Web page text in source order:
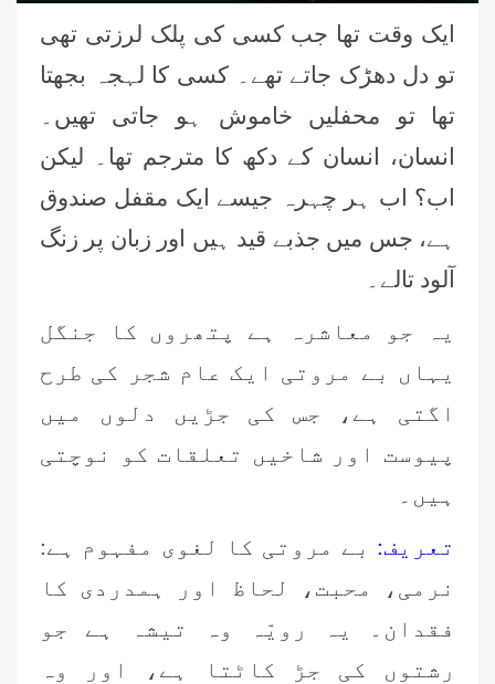
ایک وقت تھا جب کسی کی پلک لرزتی تھی
تو دل دھڑک جاتے تھے۔ کسی کا لہجہ بجھتا
تھا تو محفلیں خاموش ہو جاتی تھیں۔
انسان، انسان کے دکھ کا مترجم تھا۔ لیکن
اب؟ اب ہر چہرہ جیسے ایک مقفل صندوق
ہے، جس میں جذبے قید ہیں اور زبان پر زنگ
آلود تالے۔
یہ جو معاشرہ ہے پتھروں کا جنگل
یہاں بے مروتی ایک عام شجر کی طرح
اگتی ہے، جس کی جڑیں دلوں میں
پیوست اور شاخیں تعلقات کو نوچتی
ہیں۔
تعریف: بے مروتی کا لغوی مفہوم ہے:
نرمی، محبت، لحاظ اور ہمدردی کا
فقدان۔ یہ رویّہ وہ تیشہ ہے جو
رشتوں کی جڑ کاٹتا ہے، اور وہ